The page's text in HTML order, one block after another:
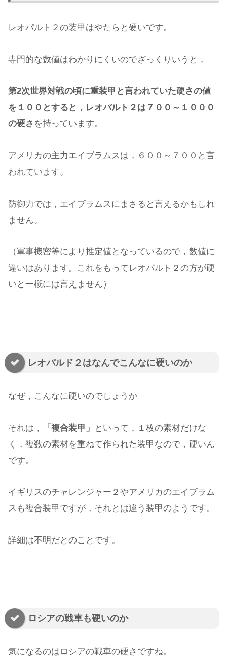
レオパルト２の装甲はやたらと硬いです。
専門的な数値はわかりにくいのでざっくりいうと，
第2次世界対戦の頃に重装甲と言われていた硬さの値
を１００とすると，レオパルト２は７００～１０００
の硬さ を持っています。
アメリカの主力エイブラムスは，６００～７００と言
われています。
防御力では，エイブラムスにまさると言えるかもしれ
ません。
（軍事機密等により推定値となっているので，数値に
違いはあります。これをもってレオパルト２の方が硬
いと一概には言えません）
レオパルド２はなんでこんなに硬いのか
なぜ，こんなに硬いのでしょうか
それは， 「複合装甲」
といって，１枚の素材だけな
く，複数の素材を重ねて作られた装甲なので，硬いん
です。
イギリスのチャレンジャー２やアメリカのエイブラム
スも複合装甲ですが，それとは違う装甲のようです。
詳細は不明だとのことです。
ロシアの戦車も硬いのか
気になるのはロシアの戦車の硬さですね。